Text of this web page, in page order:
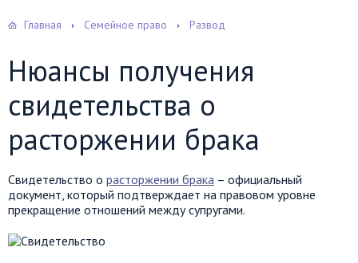
Главная Семейное право Развод
Нюансы получения
свидетельства о
расторжении брака
Свидетельство о расторжении брака – официальный
документ, который подтверждает на правовом уровне
прекращение отношений между супругами.